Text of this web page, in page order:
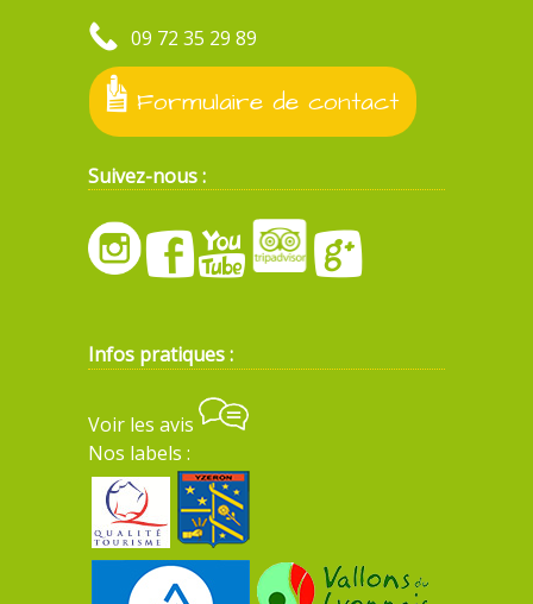
09 72 35 29 89
Formulaire de contact
Suivez-nous :
Infos pratiques :
Voir les avis
Nos labels :